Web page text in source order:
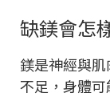
缺鎂會怎
鎂是神經與
不足，身體可